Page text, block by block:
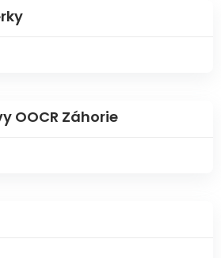
OOCR Záhorie